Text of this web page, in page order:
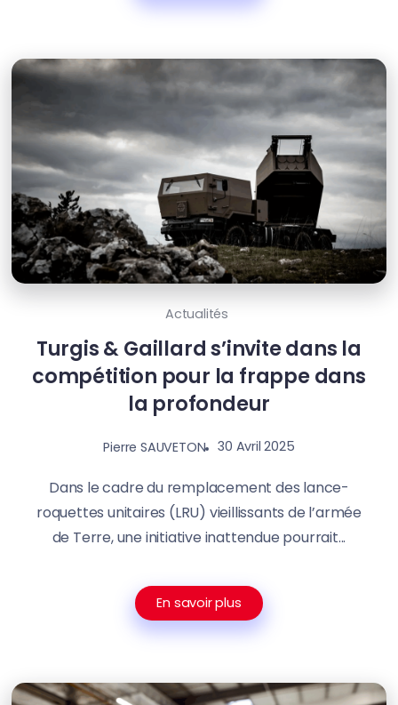
Actualités
Turgis & Gaillard s’invite dans la
compétition pour la frappe dans
la profondeur
Pierre SAUVETON 30 Avril 2025
Dans le cadre du remplacement des lance-
roquettes unitaires (LRU) vieillissants de l’armée
de Terre, une initiative inattendue pourrait...
En savoir plus